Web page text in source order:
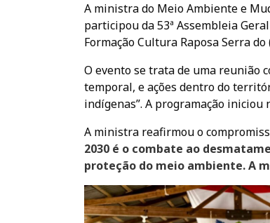
A ministra do Meio Ambiente e
participou da 53ª Assembleia
Formação Cultura Raposa Serra do
O evento se trata de uma reunião
temporal, e ações dentro do
indígenas”. A programação
A ministra reafirmou o
2030 é o combate ao
proteção do meio ambiente. A